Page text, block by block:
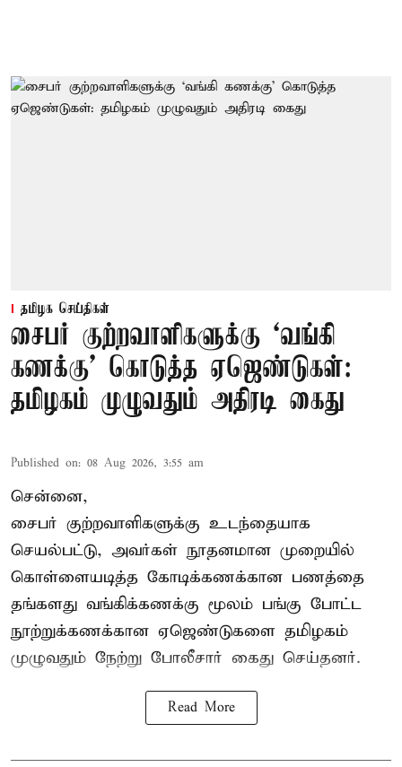
தமிழக செய்திகள்
சைபர் குற்றவாளிகளுக்கு ‘வங்கி
கணக்கு’ கொடுத்த ஏஜெண்டுகள்:
தமிழகம் முழுவதும் அதிரடி கைது
Published on: 08 Aug 2026, 3:55 am
சென்னை,
சைபர் குற்றவாளிகளுக்கு உடந்தையாக
செயல்பட்டு, அவர்கள் நூதனமான முறையில்
கொள்ளையடித்த கோடிக்கணக்கான பணத்தை
தங்களது வங்கிக்கணக்கு மூலம் பங்கு போட்ட
நூற்றுக்கணக்கான ஏஜெண்டுகளை தமிழகம்
முழுவதும் நேற்று போலீசார் கைது செய்தனர்.
Read More